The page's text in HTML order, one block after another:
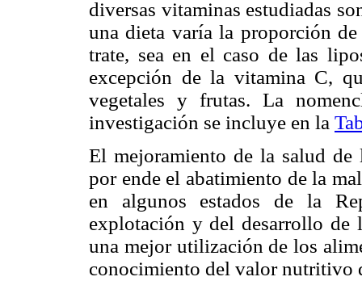
diversas vitaminas estudiadas
una dieta varía la proporción
trate, sea en el caso de las
excepción de la vitamina C,
vegetales y frutas. La
investigación se incluye en la
El mejoramiento de la salud de
por ende el abatimiento de la
en algunos estados de la
explotación y del desarrollo de
una mejor utilización de los
conocimiento del valor nutritivo